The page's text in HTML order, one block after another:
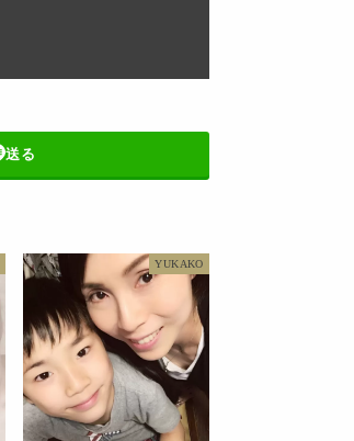
送る
YUKAKO